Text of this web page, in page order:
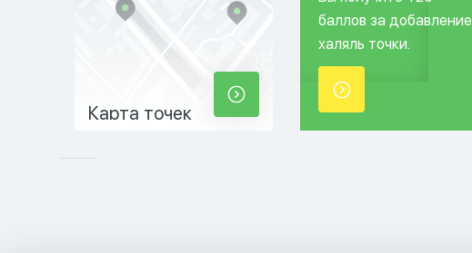
Карта точек
баллов за добавление
халяль точки.